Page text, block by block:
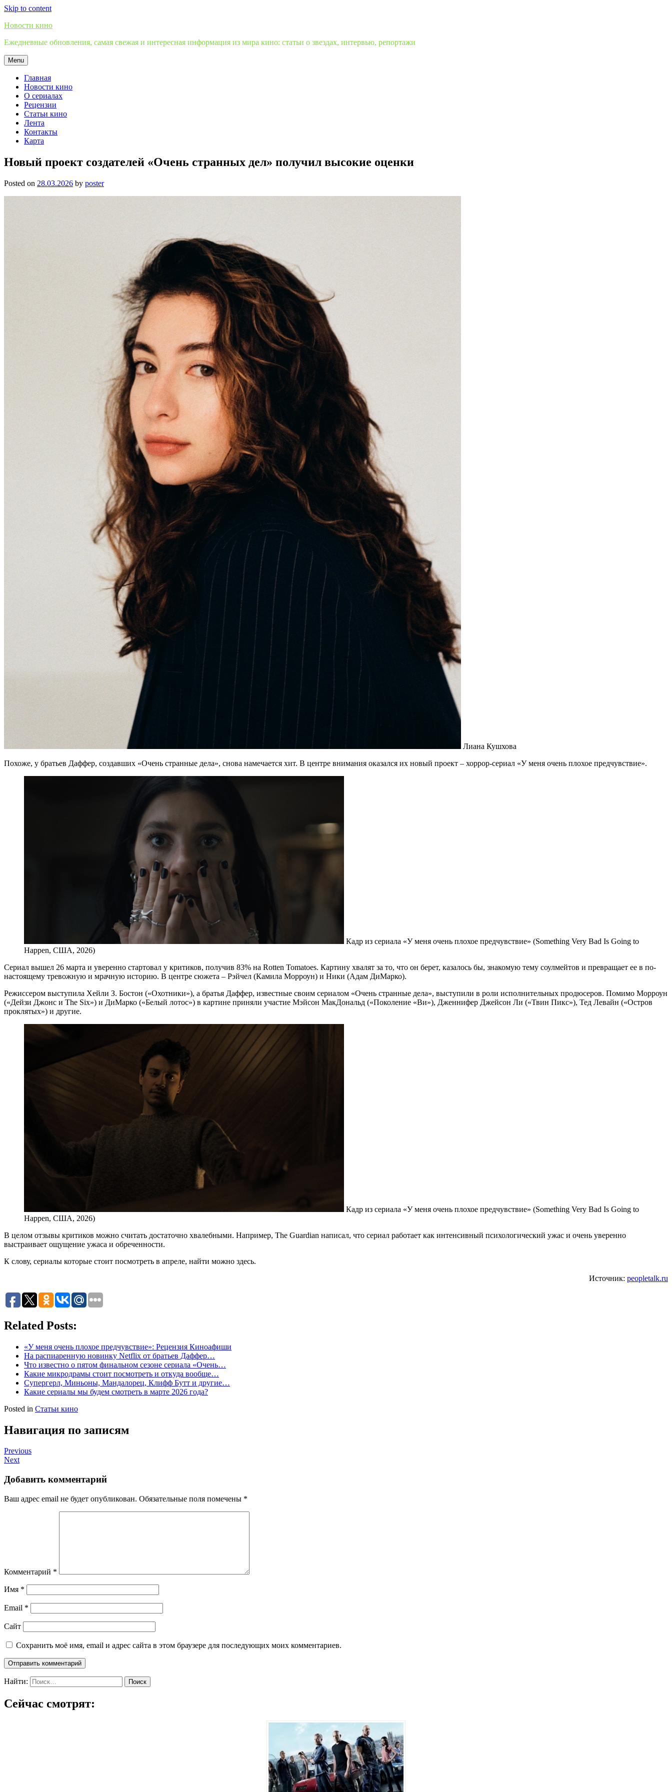
Skip to content
Новости кино
Ежедневные обновления, самая свежая и интересная информация из мира кино: статьи о звездах, интервью, репортажи
Menu
Главная
Новости кино
О сериалах
Рецензии
Статьи кино
Лента
Контакты
Карта
Новый проект создателей «Очень странных дел» получил высокие оценки
Posted on 28.03.2026 by poster
Лиана Кушхова
Похоже, у братьев Даффер, создавших «Очень странные дела», снова намечается хит. В центре внимания оказался их новый проект – хоррор-сериал «У меня очень плохое предчувствие».
Кадр из сериала «У меня очень плохое предчувствие» (Something Very Bad Is Going to
Happen, США, 2026)
Сериал вышел 26 марта и уверенно стартовал у критиков, получив 83% на Rotten Tomatoes. Картину хвалят за то, что он берет, казалось бы, знакомую тему соулмейтов и превращает ее в по-
настоящему тревожную и мрачную историю. В центре сюжета – Рэйчел (Камила Морроун) и Ники (Адам ДиМарко).
Режиссером выступила Хейли З. Бостон («Охотники»), а братья Даффер, известные своим сериалом «Очень странные дела», выступили в роли исполнительных продюсеров. Помимо Морроун
(«Дейзи Джонс и The Six») и ДиМарко («Белый лотос») в картине приняли участие Мэйсон МакДональд («Поколение «Ви»), Дженнифер Джейсон Ли («Твин Пикс»), Тед Левайн («Остров
проклятых») и другие.
Кадр из сериала «У меня очень плохое предчувствие» (Something Very Bad Is Going to
Happen, США, 2026)
В целом отзывы критиков можно считать достаточно хвалебными. Например, The Guardian написал, что сериал работает как интенсивный психологический ужас и очень уверенно
выстраивает ощущение ужаса и обреченности.
К слову, сериалы которые стоит посмотреть в апреле, найти можно здесь.
Источник: peopletalk.ru
Related Posts:
«У меня очень плохое предчувствие»: Рецензия Киноафиши
На распиаренную новинку Netflix от братьев Даффер…
Что известно о пятом финальном сезоне сериала «Очень…
Какие микродрамы стоит посмотреть и откуда вообще…
Супергерл, Миньоны, Мандалорец, Клифф Бутт и другие…
Какие сериалы мы будем смотреть в марте 2026 года?
Posted in Статьи кино
Навигация по записям
Previous
Next
Добавить комментарий
Ваш адрес email не будет опубликован. Обязательные поля помечены *
Комментарий *
Имя *
Email *
Сайт
Сохранить моё имя, email и адрес сайта в этом браузере для последующих моих комментариев.
Найти:
Сейчас смотрят: